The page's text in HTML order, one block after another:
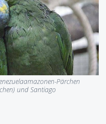
Pärchen
und Santiago